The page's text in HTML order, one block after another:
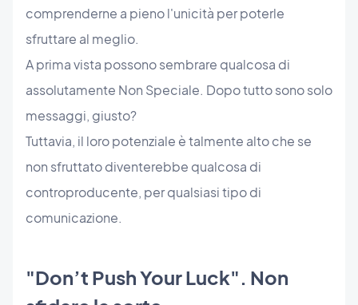
comprenderne a pieno l'unicità per poterle
sfruttare al meglio.
A prima vista possono sembrare qualcosa di
assolutamente Non Speciale. Dopo tutto sono solo
messaggi, giusto?
Tuttavia, il loro potenziale è talmente alto che se
non sfruttato diventerebbe qualcosa di
controproducente, per qualsiasi tipo di
comunicazione.
"Don’t Push Your Luck". Non